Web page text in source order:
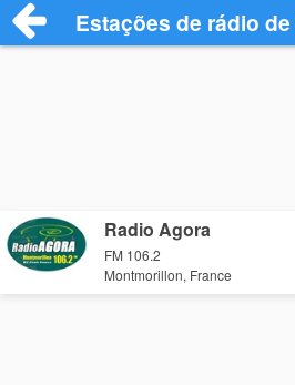
Estações de rádio
Radio Agora
FM 106.2
Montmorillon, France